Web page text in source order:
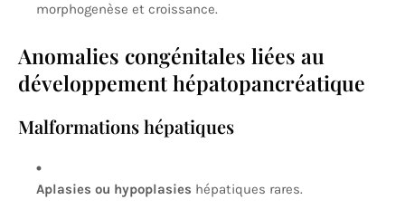
morphogenèse et croissance.
Anomalies congénitales liées au
développement hépatopancréatique
Malformations hépatiques
Aplasies ou hypoplasies hépatiques rares.